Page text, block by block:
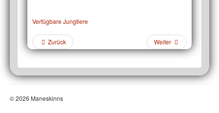
Verfügbare Jungtiere
Zurück Weiter
© 2026 Maneskinns